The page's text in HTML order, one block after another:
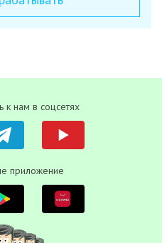
к нам в соцсетях
приложение